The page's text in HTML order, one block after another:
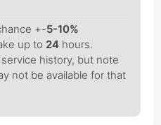
+-5-10%
up to 24hours.
history, but note
not be available for that